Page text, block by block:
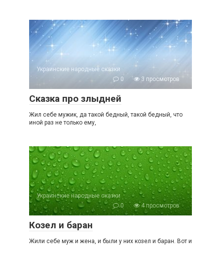
Украинские народные сказки
0
3 просмотров
Сказка про злыдней
Жил себе мужик, да такой бедный, такой бедный, что
иной раз не только ему,
Украинские народные сказки
0
4 просмотров
Козел и баран
Жили себе муж и жена, и были у них козел и баран. Вот и